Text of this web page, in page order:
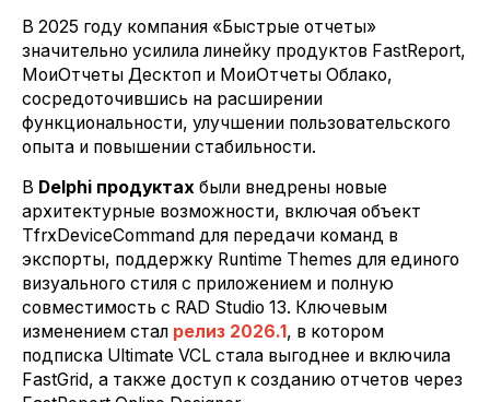
В 2025 году компания «Быстрые отчеты»
значительно усилила линейку продуктов FastReport,
МоиОтчеты Десктоп и МоиОтчеты Облако,
сосредоточившись на расширении
функциональности, улучшении пользовательского
опыта и повышении стабильности.
В Delphi продуктах были внедрены новые
архитектурные возможности, включая объект
TfrxDeviceCommand для передачи команд в
экспорты, поддержку Runtime Themes для единого
визуального стиля с приложением и полную
совместимость с RAD Studio 13. Ключевым
изменением стал релиз 2026.1 , в котором
подписка Ultimate VCL стала выгоднее и включила
FastGrid, а также доступ к созданию отчетов через